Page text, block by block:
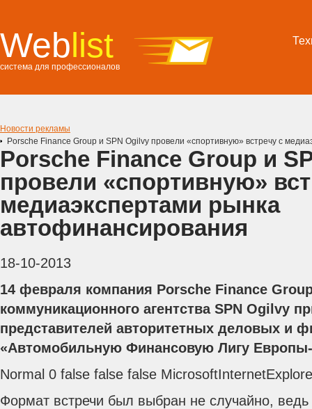
Weblist
система для профессионалов
Новости рекламы
Porsche Finance Group и SPN Ogilvy провели «спортивную» встречу с
Porsche Finance Group и
провели «спортивную»
медиаэкспертами рынка
автофинансирования
18-10-2013
14 февраля компания Porsche Finance
коммуникационного агентства SPN Ogilvy
представителей авторитетных деловых и
«Автомобильную Финансовую Лигу Европы-
Normal 0 false false false
Формат встречи был выбран не случайно,